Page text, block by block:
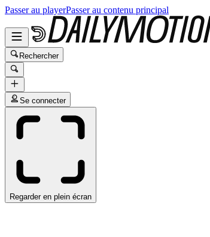
Passer au playerPasser au contenu principal
Rechercher
Se connecter
Regarder en plein écran